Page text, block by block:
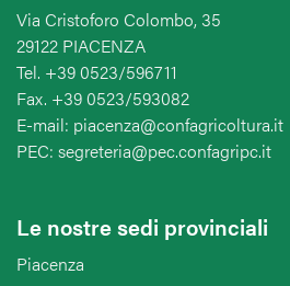
Via Cristoforo Colombo, 35
29122 PIACENZA
Tel. +39 0523/596711
Fax. +39 0523/593082
E-mail: piacenza@confagricoltura.it
PEC: segreteria@pec.confagripc.it
Le nostre sedi provinciali
Piacenza